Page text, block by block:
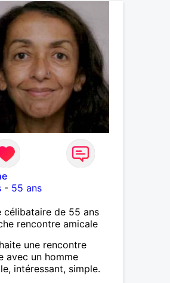
- 55 ans
célibataire de 55 ans
rencontre amicale
une rencontre
avec un homme
intéressant, simple.